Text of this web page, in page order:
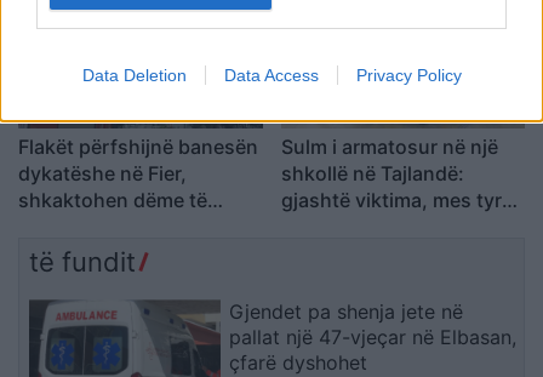
Data Deletion Data Access Privacy Policy
Flakët përfshijnë banesën
dykatëshe në Fier,
shkaktohen dëme të
Sulm i armatosur në një
shkollë në Tajlandë:
gjashtë viktima, mes tyre
të fundit
Gjendet pa shenja jete në
pallat një 47-vjeçar në Elbasan,
çfarë dyshohet